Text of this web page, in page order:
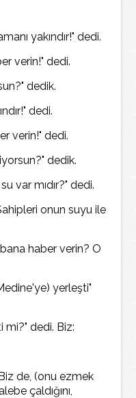
yakındır!" dedi.
verin!" dedi.
dedik.
dedi.
verin!" dedi.
dedik.
var mıdır?" dedi.
onun suyu ile
haber verin? O
yerleşti"
mi?" dedi. Biz:
de, (onu ezmek
çaldığını,